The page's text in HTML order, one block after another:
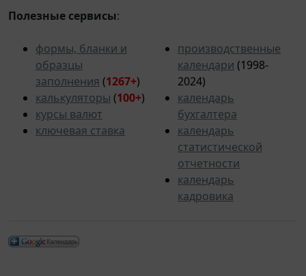
Полезные сервисы:
формы, бланки и
образцы
заполнения (1267+)
калькуляторы (100+)
курсы валют
ключевая ставка
производственные
календари (1998-
2024)
календарь
бухгалтера
календарь
статистической
отчетности
календарь
кадровика